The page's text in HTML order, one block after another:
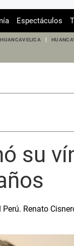
Espectáculos
HUANCAVELICA
su
Renato